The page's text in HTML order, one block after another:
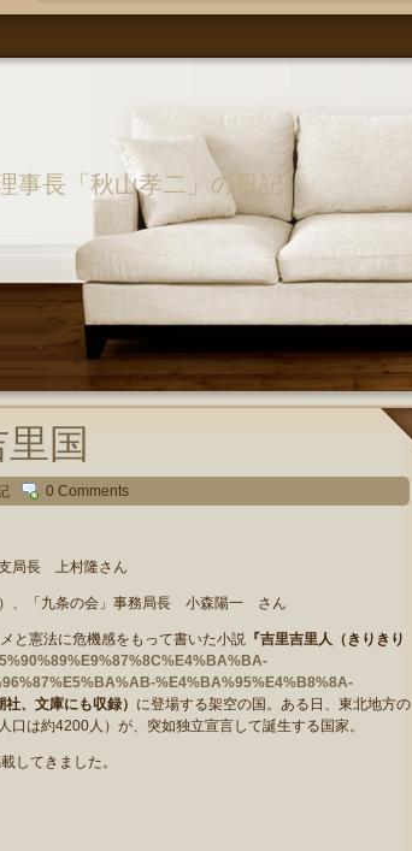
事長「秋山孝二」の日記
国
0 Comments
局長 上村隆さん
、「九条の会」事務局長 小森陽一 さん
と憲法に危機感をもって書いた小説 『吉里吉里人（きりきり
%E4%BA%95%E4%B8%8A-
社、文庫にも収録） に登場する架空の国。ある日、東北地方の
は約4200人）が、突如独立宣言して誕生する国家。
してきました。